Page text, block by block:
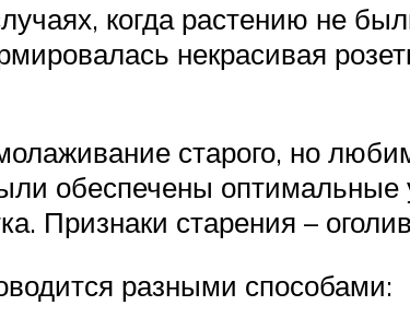
когда растению не
некрасивая
старого, но
обеспечены оптимальные
Признаки старения –
разными способами: